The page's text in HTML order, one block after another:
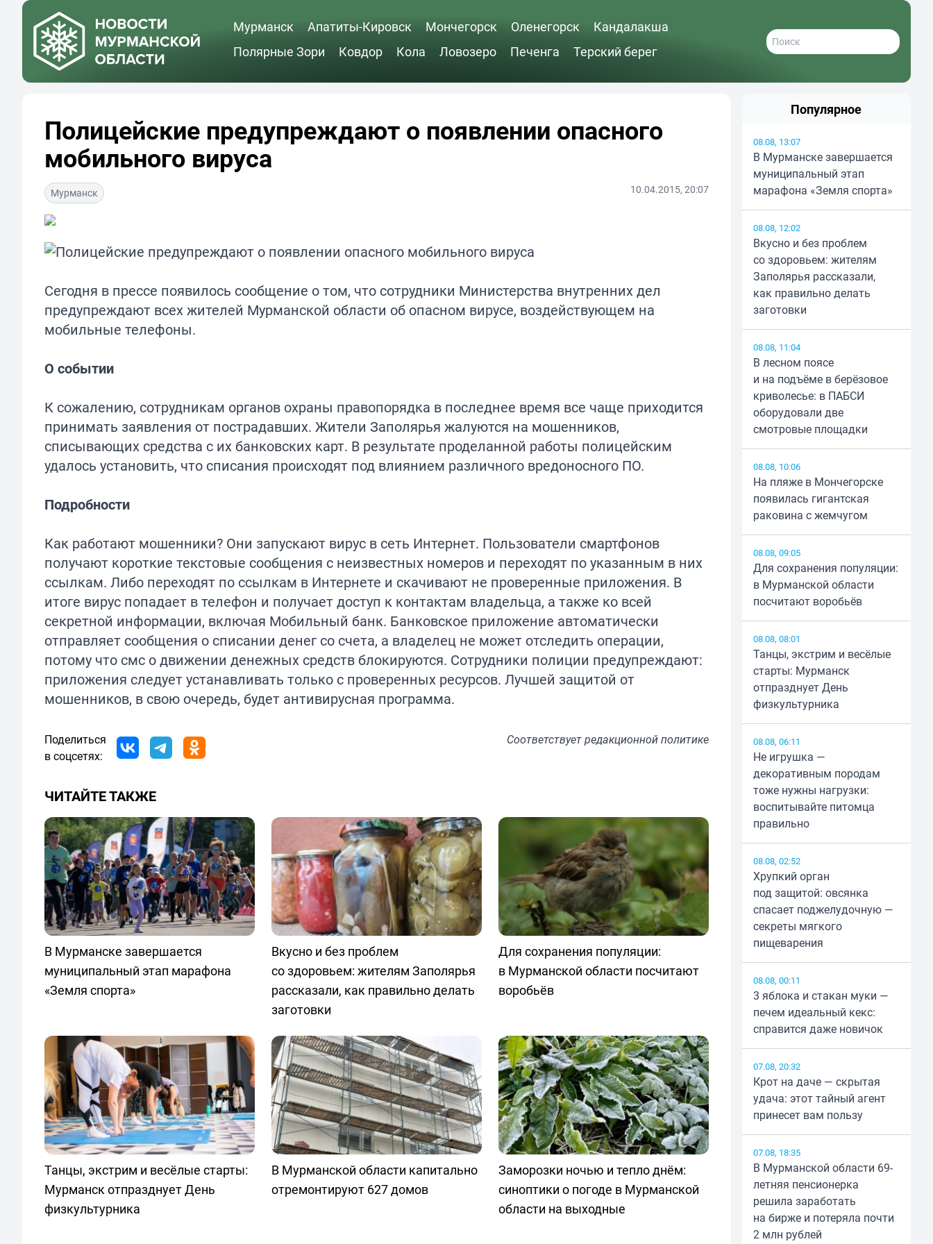
Мурманск Апатиты-Кировск Мончегорск Оленегорск
Кандалакша
Полярные Зори
Ковдор Кола Ловозеро Печенга Терский берег
Полицейские предупреждают о появлении опасного
мобильного вируса
Мурманск 10.04.2015, 20:07
Сегодня в прессе появилось сообщение о том, что сотрудники Министерства внутренних дел
предупреждают всех жителей Мурманской области об опасном вирусе, воздействующем на
мобильные телефоны.
О событии
К сожалению, сотрудникам органов охраны правопорядка в последнее время все чаще приходится
принимать заявления от пострадавших. Жители Заполярья жалуются на мошенников,
списывающих средства с их банковских карт. В результате проделанной работы полицейским
удалось установить, что списания происходят под влиянием различного вредоносного ПО.
Подробности
Как работают мошенники? Они запускают вирус в сеть Интернет. Пользователи смартфонов
получают короткие текстовые сообщения с неизвестных номеров и переходят по указанным в них
ссылкам. Либо переходят по ссылкам в Интернете и скачивают не проверенные приложения. В
итоге вирус попадает в телефон и получает доступ к контактам владельца, а также ко всей
секретной информации, включая Мобильный банк. Банковское приложение автоматически
отправляет сообщения о списании денег со счета, а владелец не может отследить операции,
потому что смс о движении денежных средств блокируются. Сотрудники полиции предупреждают:
приложения следует устанавливать только с проверенных ресурсов. Лучшей защитой от
мошенников, в свою очередь, будет антивирусная программа.
Поделиться
в соцсетях:
Соответствуетредакционной политике
ЧИТАЙТЕ ТАКЖЕ
В Мурманске завершается
муниципальный этап марафона
«Земля спорта»
Вкусно и без проблем
со здоровьем: жителям Заполярья
рассказали, как правильно делать
заготовки
Для сохранения популяции:
в Мурманской области посчитают
воробьёв
Танцы, экстрим и весёлые старты:
Мурманск отпразднует День
физкультурника
В Мурманской области капитально
отремонтируют 627 домов
Заморозки ночью и тепло днём:
синоптики о погоде в Мурманской
области на выходные
Популярное
08.08, 13:07
В Мурманске завершается
муниципальный этап
марафона «Земля спорта»
08.08, 12:02
Вкусно и без проблем
со здоровьем: жителям
Заполярья рассказали,
как правильно делать
заготовки
08.08, 11:04
В лесном поясе
и на подъёме в берёзовое
криволесье: в ПАБСИ
оборудовали две
смотровые площадки
08.08, 10:06
На пляже в Мончегорске
появилась гигантская
раковина с жемчугом
08.08, 09:05
Для сохранения популяции:
в Мурманской области
посчитают воробьёв
08.08, 08:01
Танцы, экстрим и весёлые
старты: Мурманск
отпразднует День
физкультурника
08.08, 06:11
Не игрушка —
декоративным породам
тоже нужны нагрузки:
воспитывайте питомца
правильно
08.08, 02:52
Хрупкий орган
под защитой: овсянка
спасает поджелудочную —
секреты мягкого
пищеварения
08.08, 00:11
3 яблока и стакан муки —
печем идеальный кекс:
справится даже новичок
07.08, 20:32
Крот на даче — скрытая
удача: этот тайный агент
принесет вам пользу
07.08, 18:35
В Мурманской области 69-
летняя пенсионерка
решила заработать
на бирже и потеряла почти
2 млн рублей